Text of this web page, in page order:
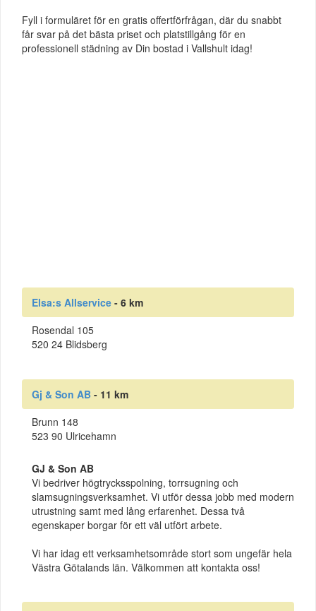
Fyll i formuläret för en gratis offertförfrågan, där du snabbt
får svar på det bästa priset och platstillgång för en
professionell städning av Din bostad i Vallshult idag!
Elsa:s Allservice - 6 km
Rosendal 105
520 24 Blidsberg
Gj & Son AB - 11 km
Brunn 148
523 90 Ulricehamn
GJ & Son AB
Vi bedriver högtrycksspolning, torrsugning och
slamsugningsverksamhet. Vi utför dessa jobb med modern
utrustning samt med lång erfarenhet. Dessa två
egenskaper borgar för ett väl utfört arbete.
Vi har idag ett verksamhetsområde stort som ungefär hela
Västra Götalands län. Välkommen att kontakta oss!